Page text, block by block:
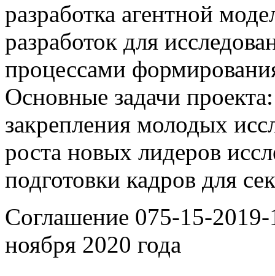
разработка агентной
разработок для
процессами
Основные задачи
закрепления молодых
роста новых лидеров
подготовки кадров для
Соглашение 075-15-
ноября 2020 года